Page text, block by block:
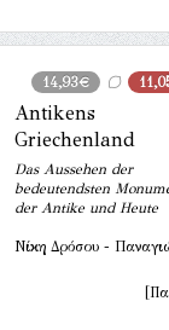
14,93€
Antikens
Griechenland
Das Aussehen der
bedeutendsten
der Antike und Heute
Νίκη Δρόσου -